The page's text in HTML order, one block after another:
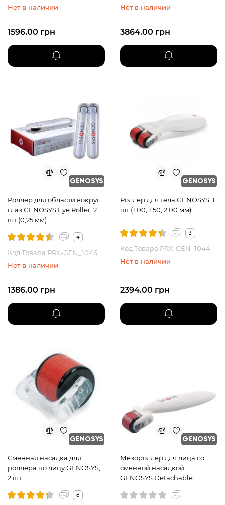
Нет в наличии
1596.00 грн
Нет в наличии
3864.00 грн
GENOSYS
Роллер для области вокруг
глаз GENOSYS Eye Roller, 2
шт (0,25 мм)
4
Код Товара:PRX-GEN_1046
Нет в наличии
1386.00 грн
GENOSYS
Роллер для тела GENOSYS, 1
шт (1,00; 1.50; 2,00 мм)
3
Код Товара:PRX-GEN_1044
Нет в наличии
2394.00 грн
GENOSYS
Сменная насадка для
роллера по лицу GENOSYS,
2 шт
8
GENOSYS
Мезороллер для лица со
сменной насадкой
GENOSYS Detachable